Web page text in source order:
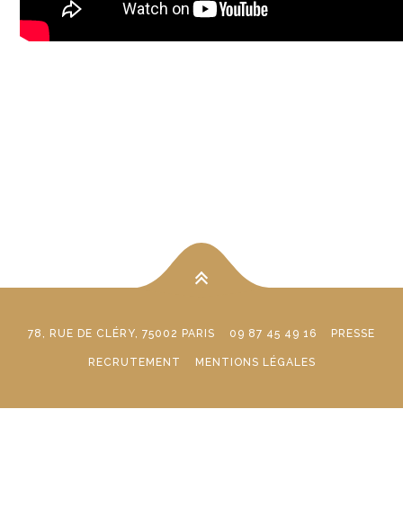
78, RUE DE CLÉRY, 75002 PARIS 09 87 45 49 16 PRESSE
RECRUTEMENT MENTIONS LÉGALES